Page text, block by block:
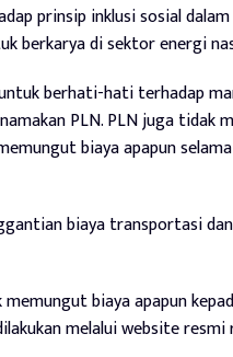
prinsip inklusi sosial
berkarya di sektor energi
berhati-hati terhadap
PLN. PLN juga tidak
biaya apapun
biaya transportasi
biaya apapun
melalui website resmi